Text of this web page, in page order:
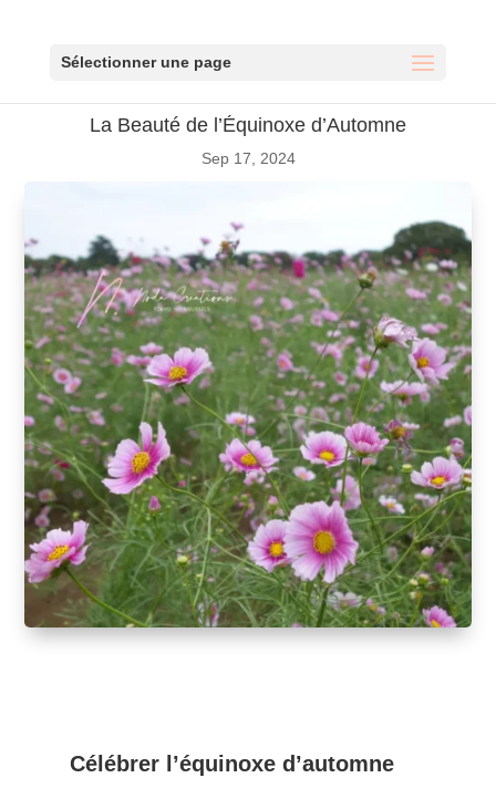
Sélectionner une page
La Beauté de l’Équinoxe d’Automne
Sep 17, 2024
Célébrer l’équinoxe d’automne